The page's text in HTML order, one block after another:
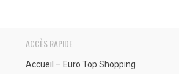
ACCÈS RAPIDE
Accueil – Euro Top Shopping